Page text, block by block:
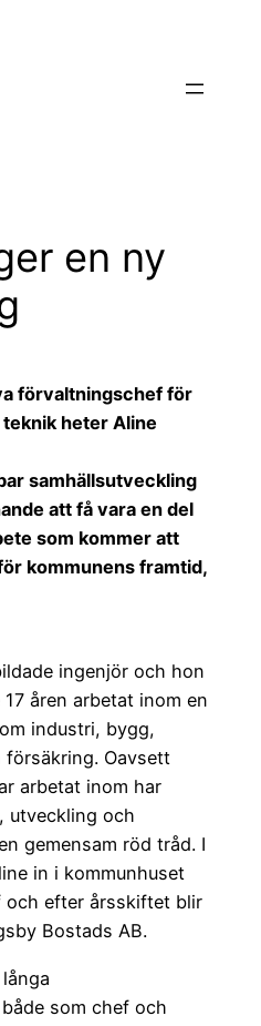
en ny
förvaltningschef för
heter Aline
samhällsutveckling
att få vara en del
som kommer att
kommunens framtid,
ingenjör och hon
åren arbetat inom en
industri, bygg,
Oavsett
arbetat inom har
utveckling och
gemensam röd tråd. I
in i kommunhuset
efter årsskiftet blir
Bostads AB.
som chef och